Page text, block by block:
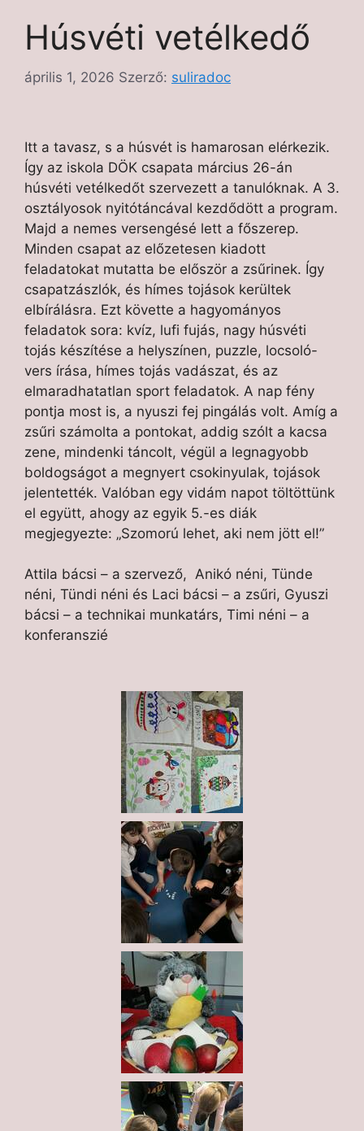
Húsvéti vetélkedő
április 1, 2026 Szerző: suliradoc
Itt a tavasz, s a húsvét is hamarosan elérkezik.
Így az iskola DÖK csapata március 26-án
húsvéti vetélkedőt szervezett a tanulóknak. A 3.
osztályosok nyitótáncával kezdődött a program.
Majd a nemes versengésé lett a főszerep.
Minden csapat az előzetesen kiadott
feladatokat mutatta be először a zsűrinek. Így
csapatzászlók, és hímes tojások kerültek
elbírálásra. Ezt követte a hagyományos
feladatok sora: kvíz, lufi fujás, nagy húsvéti
tojás készítése a helyszínen, puzzle, locsoló-
vers írása, hímes tojás vadászat, és az
elmaradhatatlan sport feladatok. A nap fény
pontja most is, a nyuszi fej pingálás volt. Amíg a
zsűri számolta a pontokat, addig szólt a kacsa
zene, mindenki táncolt, végül a legnagyobb
boldogságot a megnyert csokinyulak, tojások
jelentették. Valóban egy vidám napot töltöttünk
el együtt, ahogy az egyik 5.-es diák
megjegyezte: „Szomorú lehet, aki nem jött el!”
Attila bácsi – a szervező, Anikó néni, Tünde
néni, Tündi néni és Laci bácsi – a zsűri, Gyuszi
bácsi – a technikai munkatárs, Timi néni – a
konferanszié